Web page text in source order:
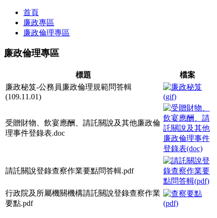
首頁
廉政專區
廉政倫理專區
廉政倫理專區
標題
檔案
廉政秘笈-公務員廉政倫理規範問答輯
(109.11.01)
受贈財物、飲宴應酬、請託關說及其他廉政倫
理事件登錄表.doc
請託關說登錄查察作業要點問答輯.pdf
行政院及所屬機關機構請託關說登錄查察作業
要點.pdf